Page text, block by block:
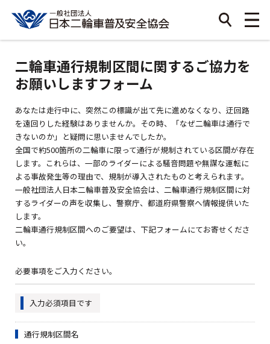
二輪車通行規制区間に関するご協力を
お願いしますフォーム
あなたは走行中に、突然この標識が出て先に進めなくなり、迂回路
を遠回りした経験はありませんか。その時、「なぜ二輪車は通行で
きないのか」と疑問に思いませんでしたか。
全国で約500箇所の二輪車に限って通行が規制されている区間が存在
します。これらは、一部のライダーによる騒音問題や無謀な運転に
よる事故発生等の理由で、規制が導入されたものと考えられます。
一般社団法人日本二輪車普及安全協会は、二輪車通行規制区間に対
するライダーの声を収集し、警察庁、都道府県警察へ情報提供いた
します。
二輪車通行規制区間へのご要望は、下記フォームにてお寄せくださ
い。
必要事項をご入力ください。
入力必須項目です
通行規制区間名